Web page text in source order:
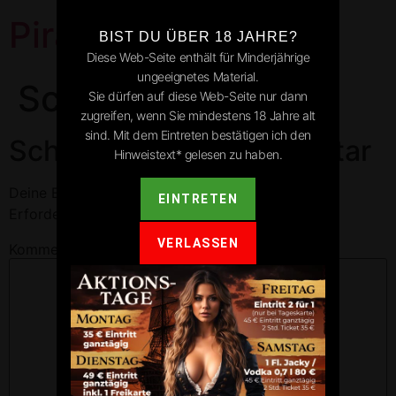
Pirates Park
Schramberg
Schreibe einen Kommentar
Deine E-Mail-Adresse wird nicht veröffentlicht.
BIST DU ÜBER 18 JAHRE?
Diese Web-Seite enthält für Minderjährige
ungeeignetes Material.
Sie dürfen auf diese Web-Seite nur dann
zugreifen, wenn Sie mindestens 18 Jahre alt
sind. Mit dem Eintreten bestätigen ich den
Hinweistext* gelesen zu haben.
EINTRETEN
VERLASSEN